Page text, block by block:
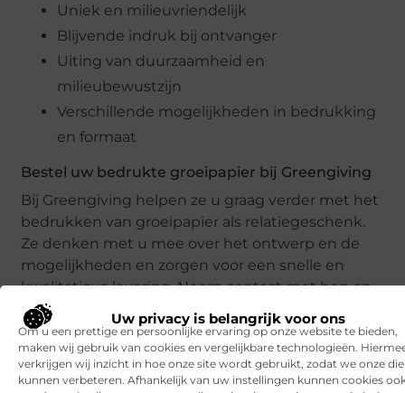
Uw privacy is belangrijk voor ons
Om u een prettige en persoonlijke ervaring op onze website te bieden,
maken wij gebruik van cookies en vergelijkbare technologieën.
verkrijgen wij inzicht in hoe onze site wordt gebruikt, zodat we onze
kunnen verbeteren. Afhankelijk van uw instellingen kunnen cookies
Uniek en milieuvriendelijk
Blijvende indruk bij ontvanger
Uiting van duurzaamheid en
milieubewustzijn
Verschillende mogelijkheden in bedrukking
en formaat
Bestel uw bedrukte groeipapier bij Greengiving
Bij Greengiving helpen ze u graag verder met het
bedrukken van groeipapier als relatiegeschenk.
Ze denken met u mee over het ontwerp en de
mogelijkheden en zorgen voor een snelle en
kwalitatieve levering. Neem contact met hen op
voor een vrijblijvende offerte op maat.
Goed artikel? Deel hem dan op: